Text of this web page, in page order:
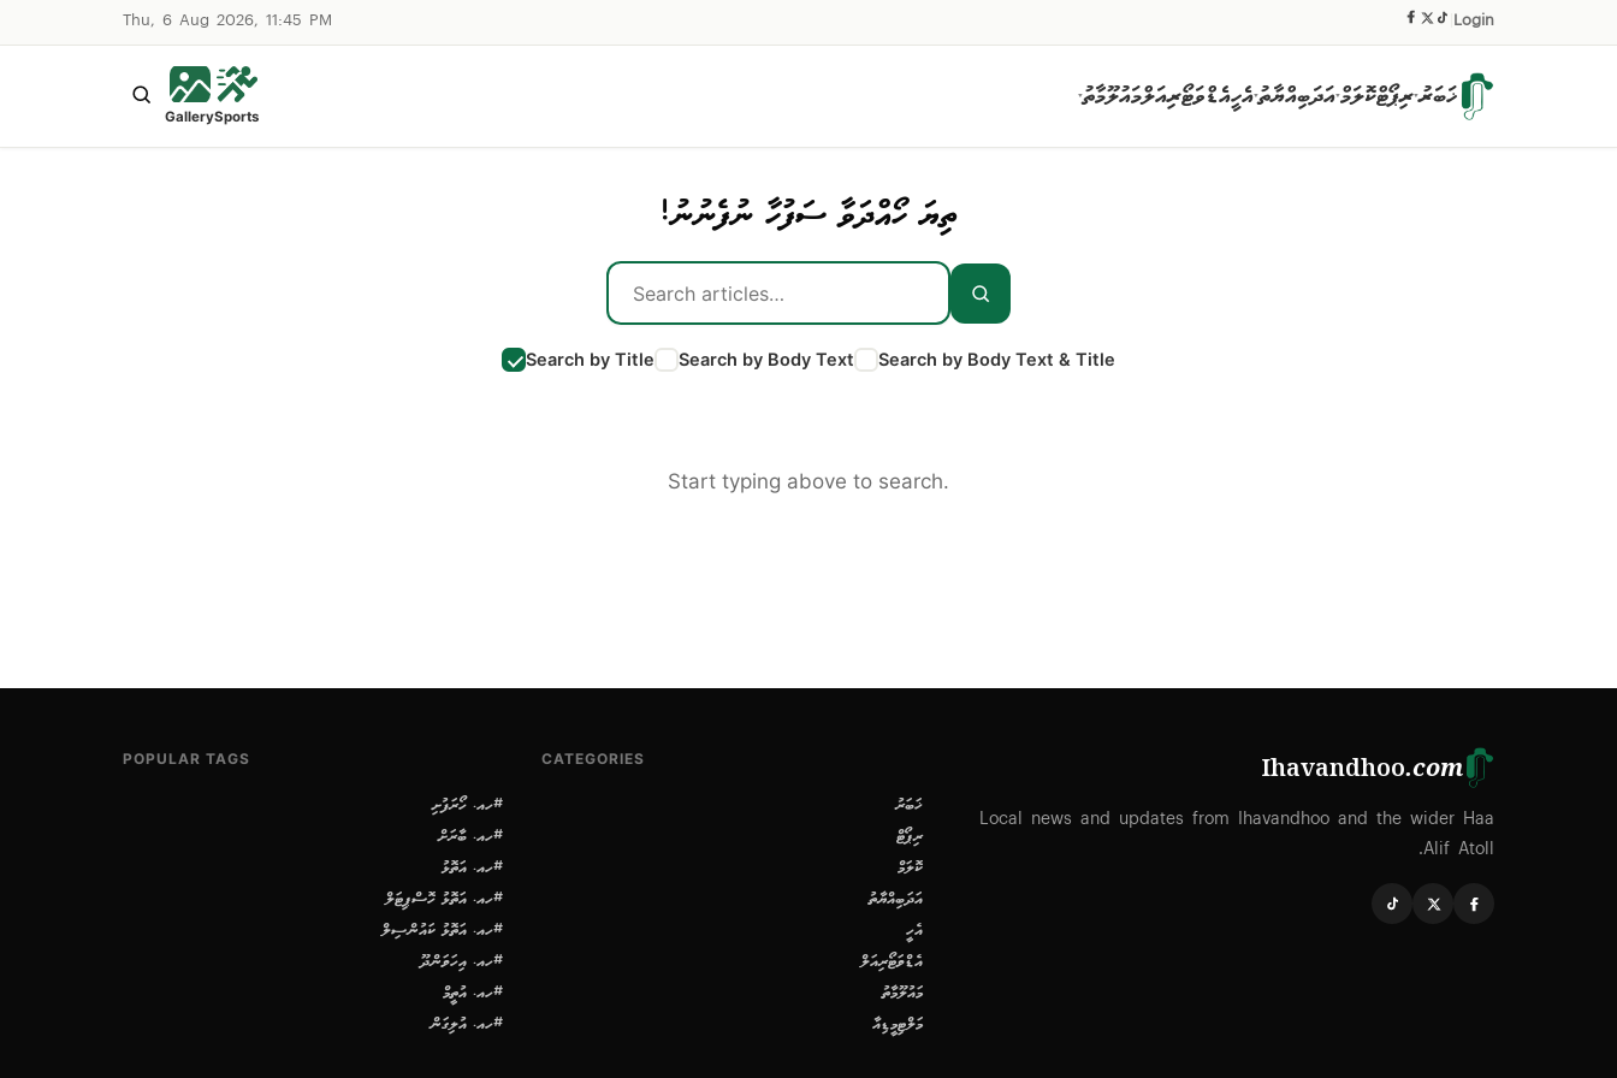
Thu, 6 Aug 2026, 11:45 PM Login
ޚަބަރު▾ރިޕޯޓްކޮލަމް▾އަދަބިއްޔާތު▾އެހީއެޑްވަޓޯރިއަލްމައުލޫމާތު▾
Sports
Gallery
ތިޔަ ހޯއްދަވާ ސަފުހާ ނުފެނުނު!
Search by Title Search by Body Text Search by Body Text & Title
Start typing above to search.
Ihavandhoo.com
Local news and updates from Ihavandhoo and the wider Haa
Alif Atoll.
CATEGORIES
ޚަބަރު
ރިޕޯޓް
ކޮލަމް
އަދަބިއްޔާތު
އެހީ
އެޑްވަޓޯރިއަލް
މައުލޫމާތު
މަލްޓިމީޑިއާ
POPULAR TAGS
#ހއ. ހޯރަފުށި
#ހއ. ބާރަށް
#ހއ. އަތޮޅު
#ހއ. އަތޮޅު ހޮސްޕިޓަލް
#ހއ. އަތޮޅު ކައުންސިލް
#ހއ. އިހަވަންދޫ
#ހއ. އުތީމް
#ހއ. އުލިގަން